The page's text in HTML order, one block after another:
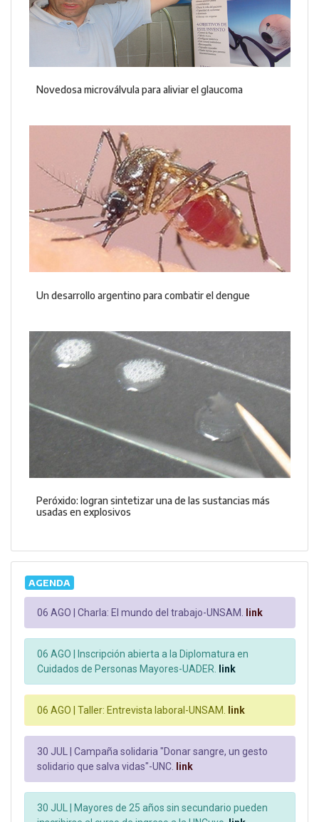
Novedosa microválvula para aliviar el glaucoma
Un desarrollo argentino para combatir el dengue
Peróxido: logran sintetizar una de las sustancias más
usadas en explosivos
AGENDA
06 AGO | Charla: El mundo del trabajo-UNSAM. link
06 AGO |
Inscripción abierta a la Diplomatura en
Cuidados de Personas Mayores-UADER.
link
06 AGO | Taller: Entrevista laboral-UNSAM. link
30 JUL |
Campaña solidaria "Donar sangre, un gesto
solidario que salva vidas"-UNC.
link
30 JUL |
Mayores de 25 años sin secundario pueden